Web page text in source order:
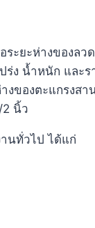
ระยะห่างของลว
ร่ง น้ำหนัก และร
งของตะแกรงสา
2 นิ้ว
นทั่วไป ได้แก่